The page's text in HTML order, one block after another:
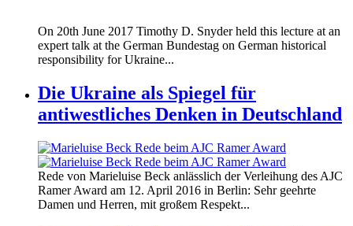
On 20th June 2017 Timothy D. Snyder held this lecture at an
expert talk at the German Bundestag on German historical
responsibility for Ukraine...
Die Ukraine als Spiegel für
antiwestliches Denken in Deutschland
160412_ramer_award.jpg
160412_ramer_award.jpg
Rede von Marieluise Beck anlässlich der Verleihung des AJC
Ramer Award am 12. April 2016 in Berlin: Sehr geehrte
Damen und Herren, mit großem Respekt...